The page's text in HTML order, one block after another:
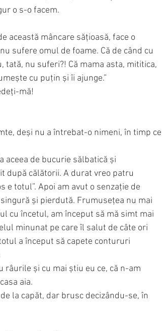
o s-o facem.
această mâncare sățioasă, face o
sufere omul de foame. Că de când cu
tată, nu suferi?! Că mama asta, mititica,
cu puțin și îi ajunge.”
mă!
deși nu a întrebat-o nimeni, în timp ce
aceea de bucurie sălbatică și
după călătorii. A durat vreo patru
e totul”. Apoi am avut o senzație de
și pierdută. Frumusețea nu mai
cu încetul, am început să mă simt mai
minunat pe care îl salut de câte ori
a început să capete contururi
râurile și cu mai știu eu ce, că n-am
aia.
la capăt, dar brusc decizându-se, în